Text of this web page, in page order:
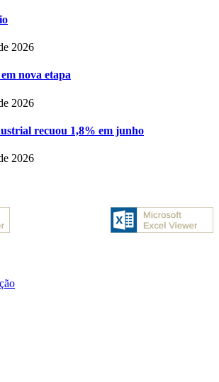
2026
nova etapa
2026
recuou 1,8% em junho
2026